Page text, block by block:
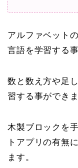
アルファベット
言語を学習する
数と数え方や足
習する事ができま
木製ブロックを
トアプリの有無
ます。